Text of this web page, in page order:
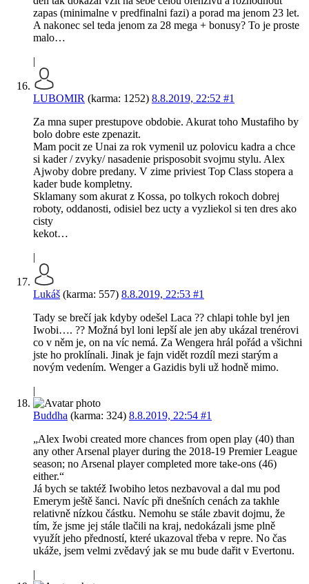
zapas (minimalne v predfinalni fazi) a porad ma jenom 23 let.
A nakonec sel teda jenom za 28 mega + bonusy? To je proste
malo…
|
LUBOMIR (karma: 1252) 8.8.2019, 22:52 #1
Za mna super prestupove obdobie. Akurat toho Mustafiho by
bolo dobre este zpenazit.
Mam pocit ze Unai za rok vymenil uz polovicu kadra a chce
si kader / zvyky/ nasadenie prisposobit svojmu stylu. Alex
Ajwoby dobre predany. V zime priviest Top Class stopera a
kader bude kompletny.
Sklamany som akurat z Kossa, po tolkych rokoch dobrej
roboty, oddanosti, odisiel bez ucty a vyzliekol si ten dres ako
cisty
kekot…
|
Lukáš (karma: 557) 8.8.2019, 22:53 #1
Tady se brečí jak kdyby odešel Laca ?? chlapi tohle byl jen
Iwobi…. ?? Možná byl loni lepší ale jen aby ukázal trenérovi
co v něm je, on na víc nemá. Za Wengera hrál pořád a všichni
jste ho proklínali. Jinak je fajn vidět rozdíl mezi starým a
novým vedením. Wenger a Gazidis byli už hodně mimo.
|
Buddha (karma: 324) 8.8.2019, 22:54 #1
„Alex Iwobi created more chances from open play (40) than
any other Arsenal player during the 2018-19 Premier League
season; no Arsenal player completed more take-ons (46)
either.“
Já bych se taktéž Iwobiho letos nezbavoval a dal mu pod
Emerym ještě šanci. Navíc při dnešních cenách za takhle
relativně nízkou částku. Nemohu se stále zbavit dojmu, že
tím, že jsme jej stále tlačili na kraj, nedokázali jsme plně
využít jeho předností, které ukazoval třeba v repre. No čas
ukáže, jsem velmi zvědavý jak se mu bude dařit v Evertonu.
|